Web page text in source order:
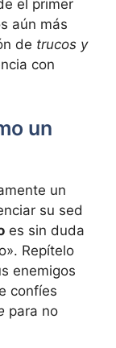
el primer
aún más
de trucos y
con
un
un
su sed
es sin duda
Repítelo
enemigos
confíes
para no